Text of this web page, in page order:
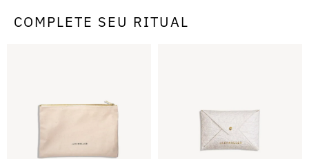
COMPLETE SEU RITUAL